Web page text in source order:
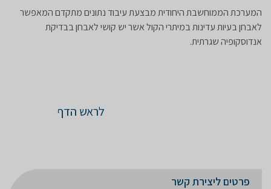
המערכת הממוחשבת היחודית מבצעת עיבוד נתונים מתקדם המאפשר
לאבחן בעיות עדינות במיתרי הקול אשר יש קושי לאבחן בבדיקת
אנדוסקופיה שגרתית.
לראש הדף
פרטים ליצירת קשר